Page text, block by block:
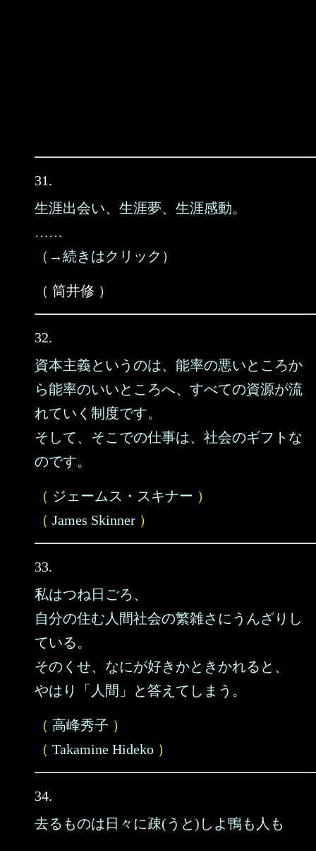
31.
生涯出会い、生涯夢、生涯感動。
……
（→続きはクリック）
（ 筒井修 ）
32.
資本主義というのは、能率の悪いところか
ら能率のいいところへ、すべての資源が流
れていく制度です。
そして、そこでの仕事は、社会のギフトな
のです。
（ ジェームス・スキナー ）
（ James Skinner ）
33.
私はつね日ごろ、
自分の住む人間社会の繁雑さにうんざりし
ている。
そのくせ、なにが好きかときかれると、
やはり「人間」と答えてしまう。
（ 高峰秀子 ）
（ Takamine Hideko ）
34.
去るものは日々に疎(うと)しよ鴨も人も